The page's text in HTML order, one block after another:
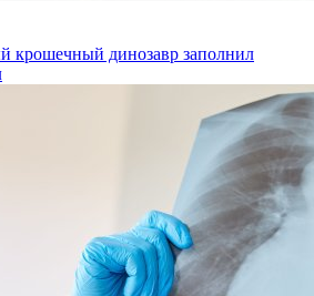
крошечный динозавр заполнил